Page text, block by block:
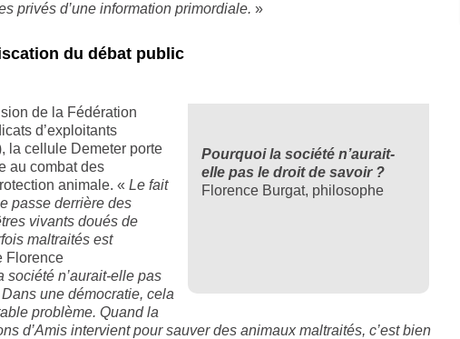
privés d’une information primordiale. »
du débat public
Pourquoi la société n’aurait-
elle pas le droit de savoir ?
Florence Burgat, philosophe
de la Fédération
d’exploitants
la cellule Demeter porte
au combat des
animale. « Le fait
passe derrière des
vivants doués de
maltraités est
Florence
société n’aurait-elle pas
une démocratie, cela
problème. Quand la
d’Amis intervient pour sauver des animaux maltraités, c’est bien